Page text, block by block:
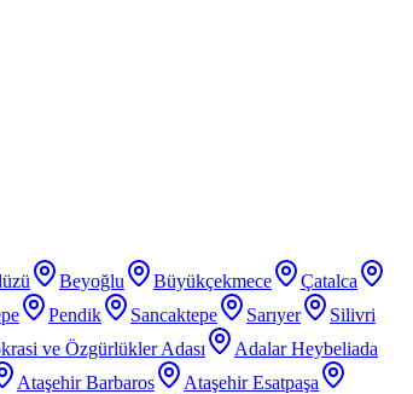
Beyoğlu Büyükçekmece
Çatalca
Pendik Sancaktepe Sarıyer
Silivri
ve Özgürlükler Adası
Adalar Heybeliada
Ataşehir Barbaros
Ataşehir Esatpaşa